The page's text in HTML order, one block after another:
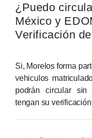
¿Puedo
México y
Verificación
Si, Morelos forma
vehiculos
podrán circular sin
tengan su